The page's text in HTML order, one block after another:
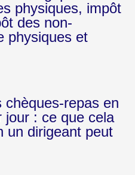
physiques, impôt
des non-
physiques et
chèques-repas en
jour : ce que cela
un dirigeant peut